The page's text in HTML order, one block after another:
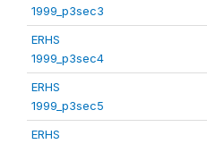
1999_p3sec3
ERHS
1999_p3sec4
ERHS
1999_p3sec5
ERHS